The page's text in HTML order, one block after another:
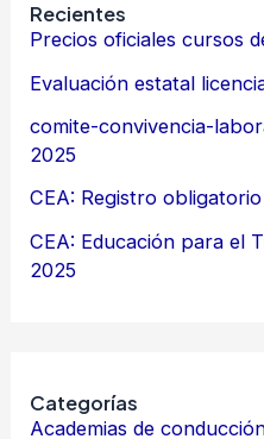
Recientes
Precios oficiales cursos
Evaluación estatal
comite-convivencia-
2025
CEA: Registro
CEA: Educación para el
2025
Categorías
Academias de